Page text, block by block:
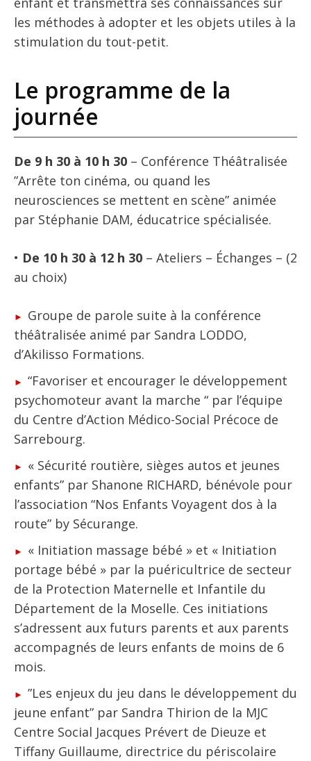
les méthodes à adopter et les objets utiles à la
stimulation du tout-petit.
Le programme de la
journée
De 9 h 30 à 10 h 30 – Conférence Théâtralisée
”Arrête ton cinéma, ou quand les
neurosciences se mettent en scène” animée
par Stéphanie DAM, éducatrice spécialisée.
• De 10 h 30 à 12 h 30 – Ateliers – Échanges – (2
au choix)
Groupe de parole suite à la conférence
théâtralisée animé par Sandra LODDO,
d’Akilisso Formations.
“Favoriser et encourager le développement
psychomoteur avant la marche “ par l’équipe
du Centre d’Action Médico-Social Précoce de
Sarrebourg.
« Sécurité routière, sièges autos et jeunes
enfants” par Shanone RICHARD, bénévole pour
l’association “Nos Enfants Voyagent dos à la
route” by Sécurange.
« Initiation massage bébé » et « Initiation
portage bébé » par la puéricultrice de secteur
de la Protection Maternelle et Infantile du
Département de la Moselle. Ces initiations
s’adressent aux futurs parents et aux parents
accompagnés de leurs enfants de moins de 6
mois.
”Les enjeux du jeu dans le développement du
jeune enfant” par Sandra Thirion de la MJC
Centre Social Jacques Prévert de Dieuze et
Tiffany Guillaume, directrice du périscolaire